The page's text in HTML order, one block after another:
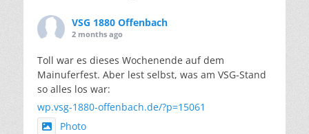
VSG 1880 Offenbach
2 months ago
Toll war es dieses Wochenende auf dem
Mainuferfest. Aber lest selbst, was am VSG-Stand
so alles los war:
wp.vsg-1880-offenbach.de/?p=15061
Photo